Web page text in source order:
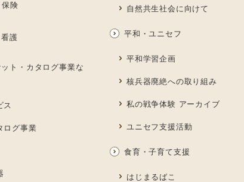
険
護
ト・カタログ事業な
ス
ログ事業
自然共生社会に向けて
平和・ユニセフ
平和学習企画
核兵器廃絶への取り組み
私の戦争体験 アーカイブ
ユニセフ支援活動
食育・子育て支援
はじまるばこ